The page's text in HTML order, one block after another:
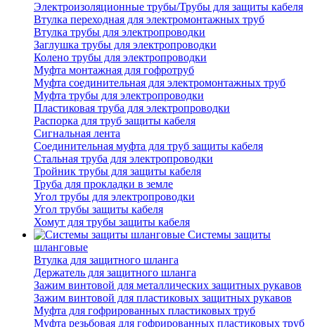
Электроизоляционные трубы/Трубы для защиты кабеля
Втулка переходная для электромонтажных труб
Втулка трубы для электропроводки
Заглушка трубы для электропроводки
Колено трубы для электропроводки
Муфта монтажная для гофротруб
Муфта соединительная для электромонтажных труб
Муфта трубы для электропроводки
Пластиковая труба для электропроводки
Распорка для труб защиты кабеля
Сигнальная лента
Соединительная муфта для труб защиты кабеля
Стальная труба для электропроводки
Тройник трубы для защиты кабеля
Труба для прокладки в земле
Угол трубы для электропроводки
Угол трубы защиты кабеля
Хомут для трубы защиты кабеля
Системы защиты
шланговые
Втулка для защитного шланга
Держатель для защитного шланга
Зажим винтовой для металлических защитных рукавов
Зажим винтовой для пластиковых защитных рукавов
Муфта для гофрированных пластиковых труб
Муфта резьбовая для гофрированных пластиковых труб